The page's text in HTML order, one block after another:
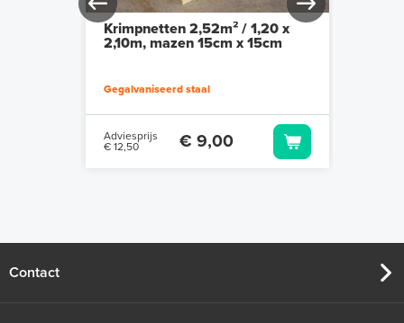
Krimpnetten 2,52m² / 1,20 x
2,10m, mazen 15cm x 15cm
Gegalvaniseerd staal
Adviesprijs
€ 12,50
€ 9,00
Contact